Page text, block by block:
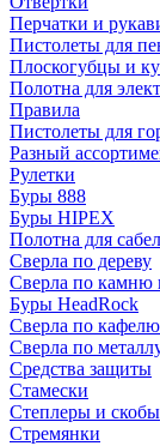
Перчатки и
Пистолеты для
Плоскогубцы и
Полотна для
Правила
Пистолеты для
Разный
Рулетки
Буры 888
Буры HIPEX
Полотна для
Сверла по дереву
Сверла по камню
Буры HeadRock
Сверла по
Сверла по
Средства защиты
Стамески
Степлеры и скобы
Стремянки